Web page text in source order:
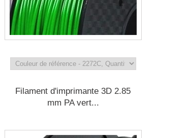
Filament d'imprimante 3D 2.85
mm PA vert...